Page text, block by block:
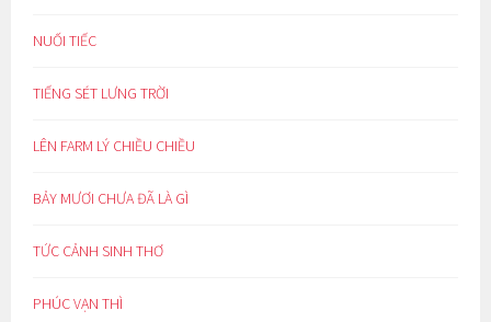
NUỐI TIẾC
TIẾNG SÉT LƯNG TRỜI
LÊN FARM LÝ CHIỀU CHIỀU
BẢY MƯƠI CHƯA ĐÃ LÀ GÌ
TỨC CẢNH SINH THƠ
PHÚC VẠN THÌ